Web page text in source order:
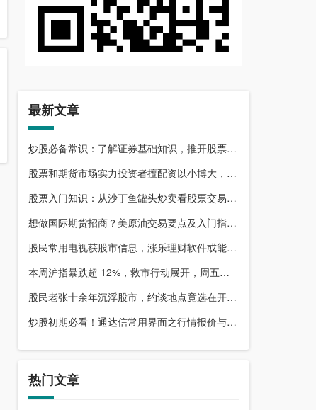
最新文章
炒股必备常识：了解证券基础知识，推开股票市场大门
股票和期货市场实力投资者擅配资以小博大，顶配网优势尽显
股票入门知识：从沙丁鱼罐头炒卖看股票交易本质，你了解吗？
想做国际期货招商？美原油交易要点及入门指南请收好
股民常用电视获股市信息，涨乐理财软件或能满足更多需求？
本周沪指暴跌超 12%，救市行动展开，周五市场有何措施？
股民老张十余年沉浮股市，约谈地点竟选在开户超市门口？
炒股初期必看！通达信常用界面之行情报价与分时图介绍
热门文章